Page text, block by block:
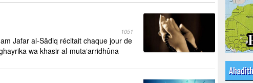
1051
Jafar al-Sâdiq récitait chaque jour de
wa khasir-al-muta‘arridhûna
Ahadith